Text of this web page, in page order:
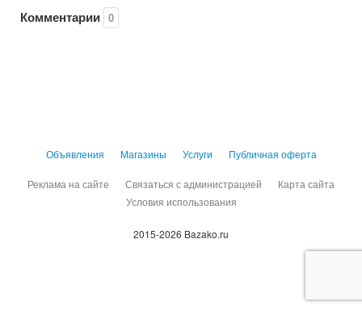
Комментарии 0
Объявления Магазины Услуги Публичная оферта
Реклама на сайте Связаться с администрацией
Карта сайта
Условия использования
2015-2026 Bazako.ru